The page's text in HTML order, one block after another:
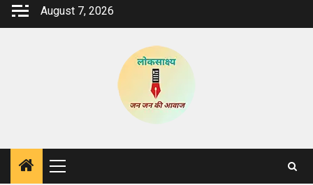
Skip
August 7, 2026
Primary